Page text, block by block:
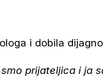
i dobila
prijateljica i ja